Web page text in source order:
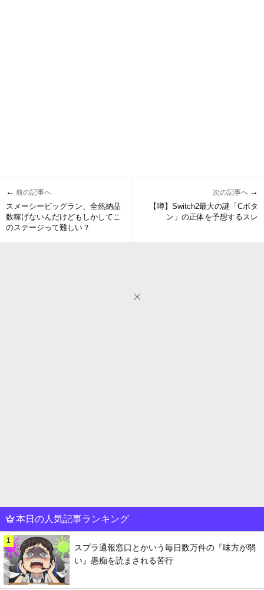
← 前の記事へ
スメーシービッグラン、全然納品
数稼げないんだけどもしかしてこ
のステージって難しい？
次の記事へ →
【噂】Switch2最大の謎「Cボタ
ン」の正体を予想するスレ
本日の人気記事ランキング
1
スプラ通報窓口とかいう毎日数万件の『味方が弱
い』愚痴を読まされる苦行